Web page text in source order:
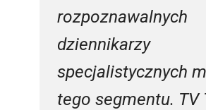
rozpoznawalnych
dziennikarzy
specjalistycznych
tego segmentu. TV